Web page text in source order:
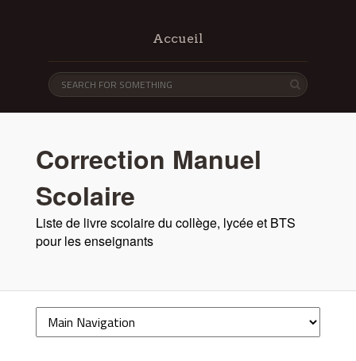
Accueil
Correction Manuel
Scolaire
Liste de livre scolaire du collège, lycée et BTS
pour les enseignants